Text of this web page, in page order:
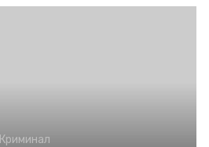
Криминал